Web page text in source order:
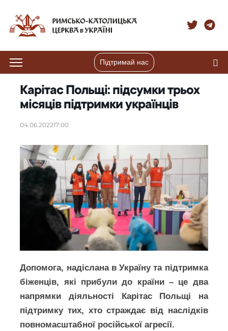
Підтримай нас
Карітас Польщі: підсумки трьох
місяців підтримки українців
04.06.202217:00
Допомога, надіслана в Україну та підтримка
біженців, які прибули до країни – це два
напрямки діяльності Карітас Польщі на
підтримку тих, хто страждає від наслідків
повномасштабної російської агресії.